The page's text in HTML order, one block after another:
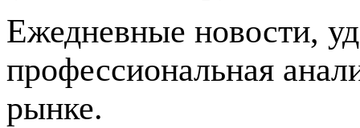
Ежедневные новости,
профессиональная
рынке.